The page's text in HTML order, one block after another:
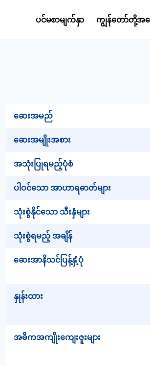
ပင်မစာမျက်နှာ ကျွန်တော်တို့အက
ဆေးအမည်
ဆေးအမျိုးအစား
အသုံးပြုရမည့်ပုံစံ
ပါဝင်သော အာဟာရဓာတ်များ
သုံးစွဲနိုင်သော သီးနှံများ
သုံးစွဲရမည့် အချိန်
ဆေးအာနိသင်ပြန့်နှံ့ပုံ
နှုန်းထား
အဓိကအကျိုးကျေးဇူးများ